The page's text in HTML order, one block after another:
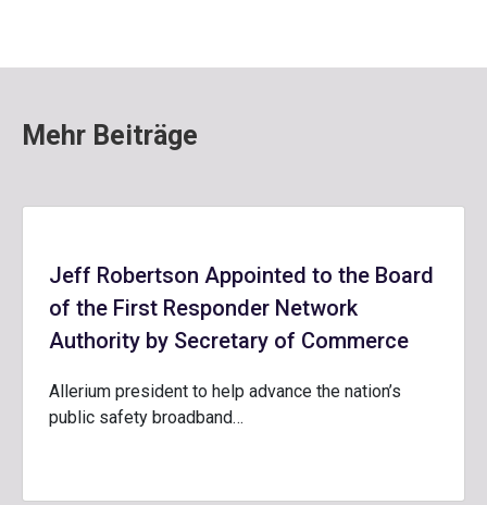
Mehr Beiträge
Jeff Robertson Appointed to the Board
of the First Responder Network
Authority by Secretary of Commerce
Allerium president to help advance the nation’s
public safety broadband…